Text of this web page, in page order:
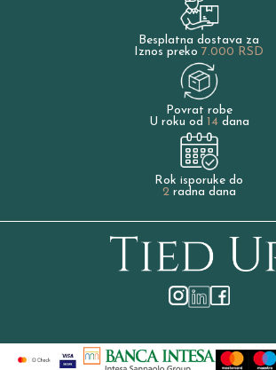
Besplatna dostava za
Iznos preko 7.000 RSD
Povrat robe
U roku od 14dana
Rok isporuke do
2radna dana